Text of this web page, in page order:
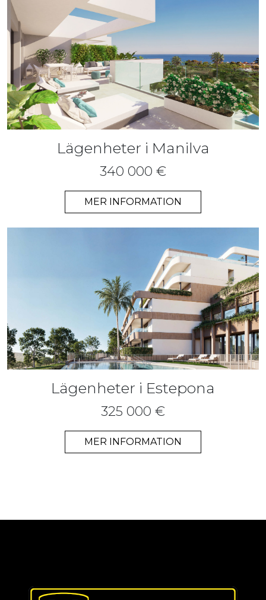
Lägenheter i Manilva
340 000 €
MER INFORMATION
Lägenheter i Estepona
325 000 €
MER INFORMATION